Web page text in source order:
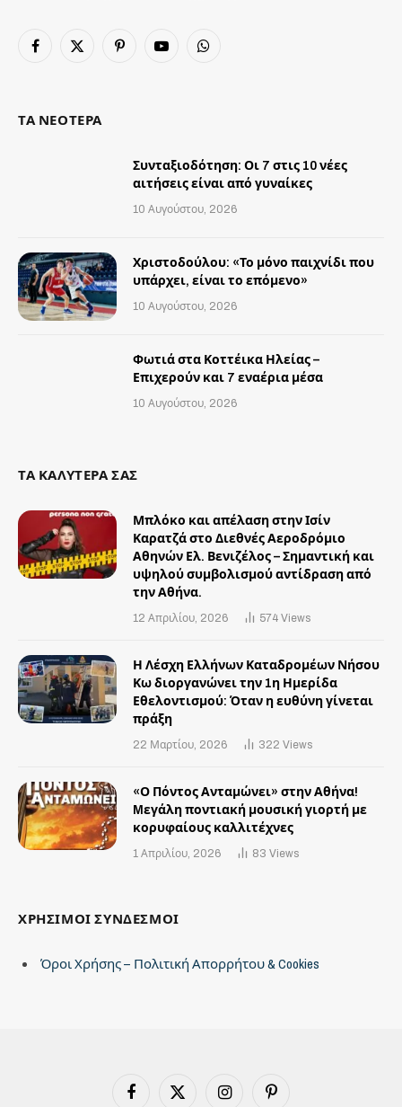
Facebook
X
PinterestYouTubeWhatsApp
ΤΑ ΝΕΟΤΕΡΑ
Συνταξιοδότηση: Οι 7 στις 10 νέες
αιτήσεις είναι από γυναίκες
10 Αυγούστου, 2026
Χριστοδούλου: «Το μόνο παιχνίδι που
υπάρχει, είναι το επόμενο»
10 Αυγούστου, 2026
Φωτιά στα Κοττέικα Ηλείας –
Επιχερούν και 7 εναέρια μέσα
10 Αυγούστου, 2026
ΤΑ ΚΑΛΥΤΕΡΑ ΣΑΣ
Μπλόκο και απέλαση στην Ισίν
Καρατζά στο Διεθνές Αεροδρόμιο
Αθηνών Ελ. Βενιζέλος – Σημαντική και
υψηλού συμβολισμού αντίδραση από
την Αθήνα.
12 Απριλίου, 2026 574 Views
Η Λέσχη Ελλήνων Καταδρομέων Νήσου
Κω διοργανώνει την 1η Ημερίδα
Εθελοντισμού: Όταν η ευθύνη γίνεται
πράξη
22 Μαρτίου, 2026 322 Views
«Ο Πόντος Ανταμώνει» στην Αθήνα!
Mεγάλη ποντιακή μουσική γιορτή με
κορυφαίους καλλιτέχνες
1 Απριλίου, 2026 83 Views
ΧΡΗΣΙΜΟΙ ΣΥΝΔΕΣΜΟΙ
Όροι Χρήσης – Πολιτική Απορρήτου & Cookies
Facebook X Instagram Pinterest